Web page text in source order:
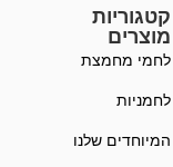
קטגוריות
מוצרים
לחמי מחמצת
לחמניות
המיוחדים שלנו